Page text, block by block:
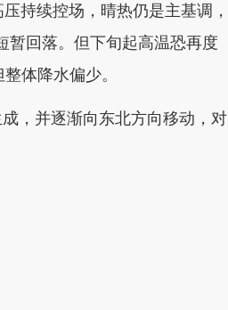
持续控场，晴热仍是主基调，
暂回落。但下旬起高温恐再度
体降水偏少。
，并逐渐向东北方向移动，对